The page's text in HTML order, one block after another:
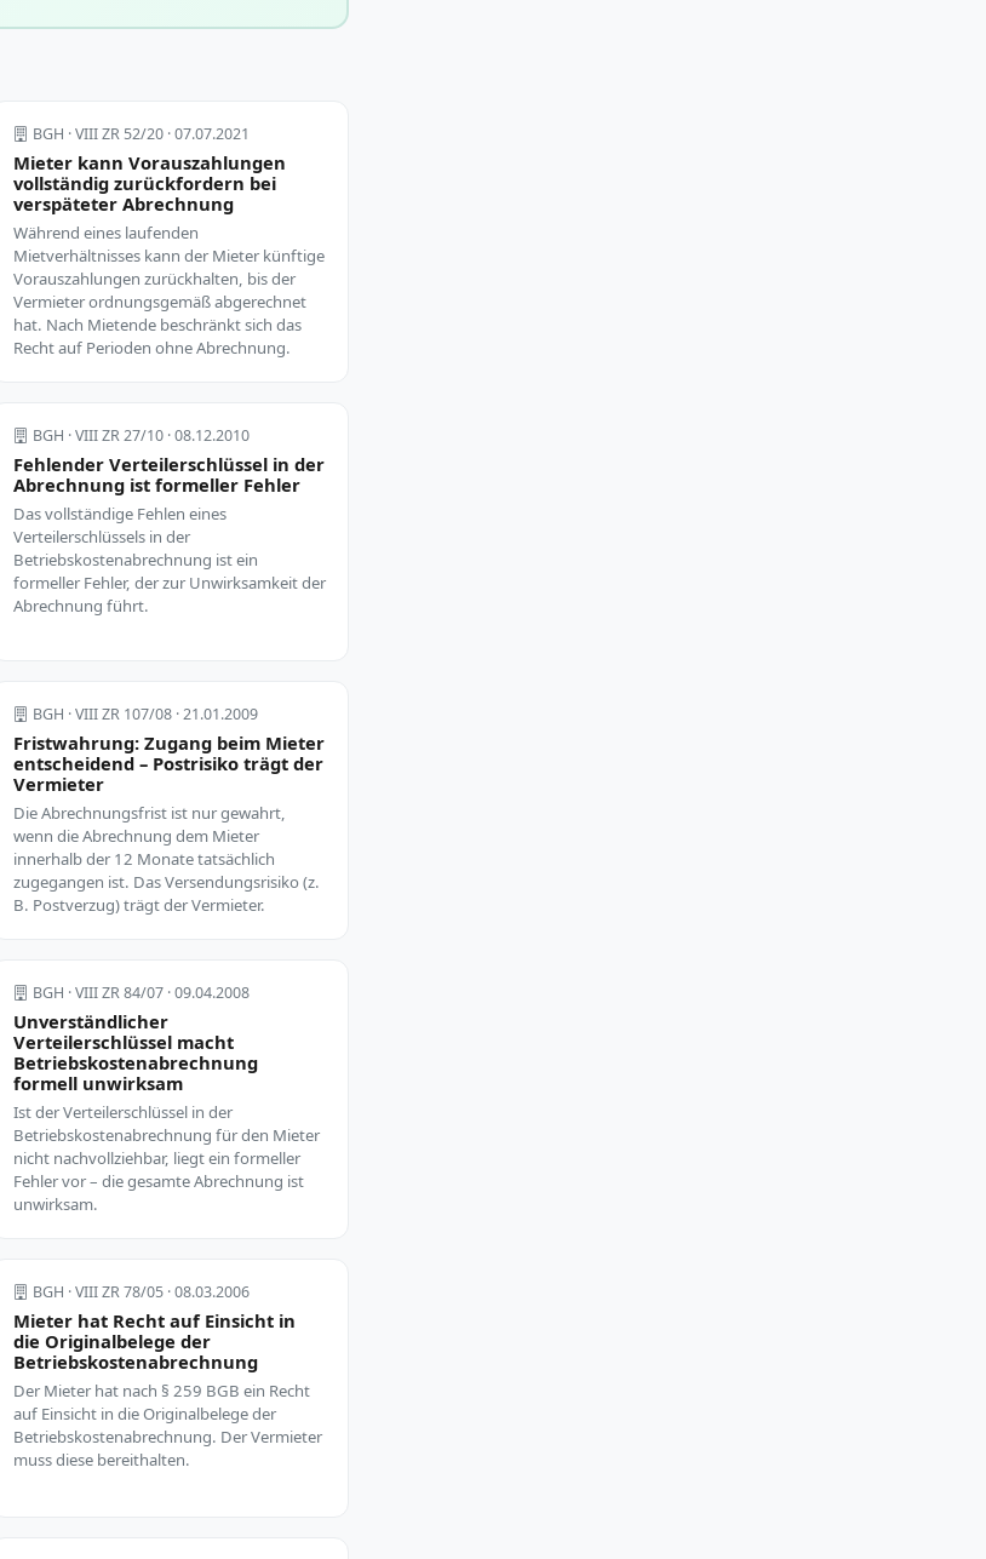
BGH · VIII ZR 52/20 · 07.07.2021
Mieter kann Vorauszahlungen
vollständig zurückfordern bei
verspäteter Abrechnung
Während eines laufenden
Mietverhältnisses kann der Mieter künftige
Vorauszahlungen zurückhalten, bis der
Vermieter ordnungsgemäß abgerechnet
hat. Nach Mietende beschränkt sich das
Recht auf Perioden ohne Abrechnung.
BGH · VIII ZR 27/10 · 08.12.2010
Fehlender Verteilerschlüssel in der
Abrechnung ist formeller Fehler
Das vollständige Fehlen eines
Verteilerschlüssels in der
Betriebskostenabrechnung ist ein
formeller Fehler, der zur Unwirksamkeit der
Abrechnung führt.
BGH · VIII ZR 107/08 · 21.01.2009
Fristwahrung: Zugang beim Mieter
entscheidend – Postrisiko trägt der
Vermieter
Die Abrechnungsfrist ist nur gewahrt,
wenn die Abrechnung dem Mieter
innerhalb der 12 Monate tatsächlich
zugegangen ist. Das Versendungsrisiko (z.
B. Postverzug) trägt der Vermieter.
BGH · VIII ZR 84/07 · 09.04.2008
Unverständlicher
Verteilerschlüssel macht
Betriebskostenabrechnung
formell unwirksam
Ist der Verteilerschlüssel in der
Betriebskostenabrechnung für den Mieter
nicht nachvollziehbar, liegt ein formeller
Fehler vor – die gesamte Abrechnung ist
unwirksam.
BGH · VIII ZR 78/05 · 08.03.2006
Mieter hat Recht auf Einsicht in
die Originalbelege der
Betriebskostenabrechnung
Der Mieter hat nach § 259 BGB ein Recht
auf Einsicht in die Originalbelege der
Betriebskostenabrechnung. Der Vermieter
muss diese bereithalten.